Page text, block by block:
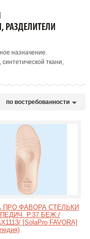
РАЗДЕЛИТЕЛИ
назначение.
ткани,
по востребованности
ПРО ФАВОРА СТЕЛЬКИ
Р.37 БЕЖ./
[SolaPro FAVORA]